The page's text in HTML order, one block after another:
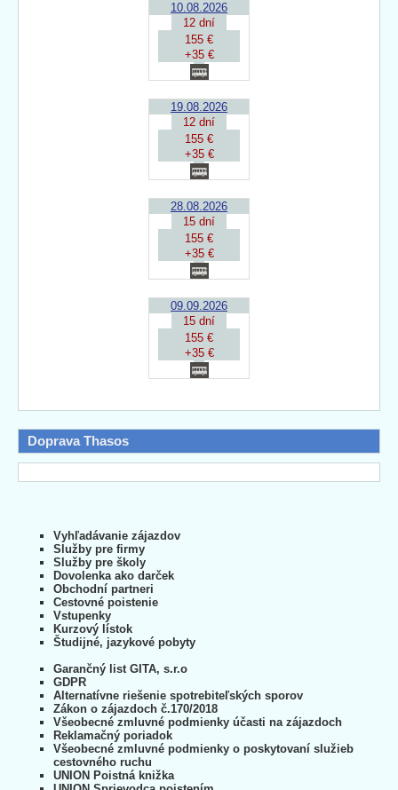
10.08.2026
12 dní
155 €
+35 €
19.08.2026
12 dní
155 €
+35 €
28.08.2026
15 dní
155 €
+35 €
09.09.2026
15 dní
155 €
+35 €
Doprava Thasos
Vyhľadávanie zájazdov
Služby pre firmy
Služby pre školy
Dovolenka ako darček
Obchodní partneri
Cestovné poistenie
Vstupenky
Kurzový lístok
Študijné, jazykové pobyty
Garančný list GITA, s.r.o
GDPR
Alternatívne riešenie spotrebiteľských sporov
Zákon o zájazdoch č.170/2018
Všeobecné zmluvné podmienky účasti na zájazdoch
Reklamačný poriadok
Všeobecné zmluvné podmienky o poskytovaní služieb
cestovného ruchu
UNION Poistná knižka